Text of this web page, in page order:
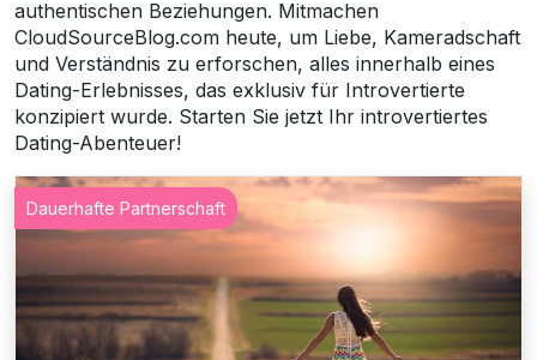
authentischen Beziehungen. Mitmachen
CloudSourceBlog.com heute, um Liebe, Kameradschaft
und Verständnis zu erforschen, alles innerhalb eines
Dating-Erlebnisses, das exklusiv für Introvertierte
konzipiert wurde. Starten Sie jetzt Ihr introvertiertes
Dating-Abenteuer!
Dauerhafte Partnerschaft